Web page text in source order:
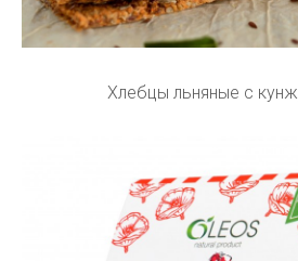
Хлебцы льняные с